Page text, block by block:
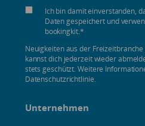
Ich bin damit einverstanden,
Daten gespeichert und
bookingkit.*
Neuigkeiten aus der
kannst dich jederzeit wieder
stets geschützt. Weitere
Datenschutzrichtlinie.
Unternehmen